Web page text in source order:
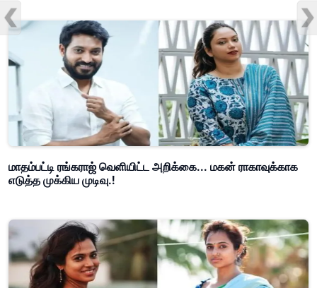
மாதம்பட்டி ரங்கராஜ் வெளியிட்ட அறிக்கை... மகன் ராகாவுக்காக
எடுத்த முக்கிய முடிவு.!